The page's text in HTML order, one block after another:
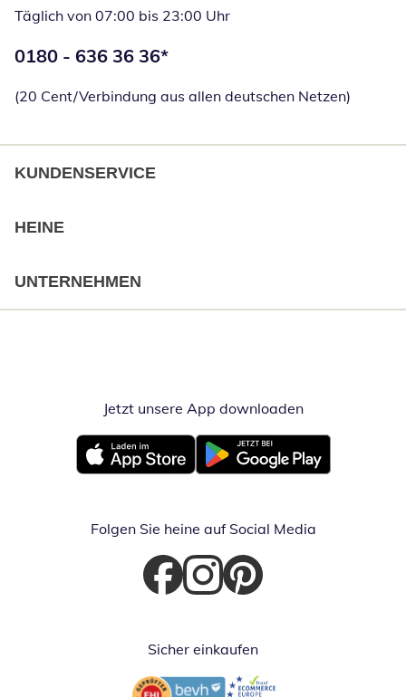
Täglich von 07:00 bis 23:00 Uhr
Telefonnummer:
0180 - 636 36 36*
(20 Cent/Verbindung aus allen deutschen Netzen)
KUNDENSERVICE
HEINE
UNTERNEHMEN
Jetzt unsere App downloadenÖffnet in
Öffnet in neuem FensterÖffnet in neuem Fenster
Folgen Sie heine auf Social Media
Öffnet in neuem Fenster
Öffnet in neuem Fenster
Öffnet in neuem Fenster
Sicher einkaufen